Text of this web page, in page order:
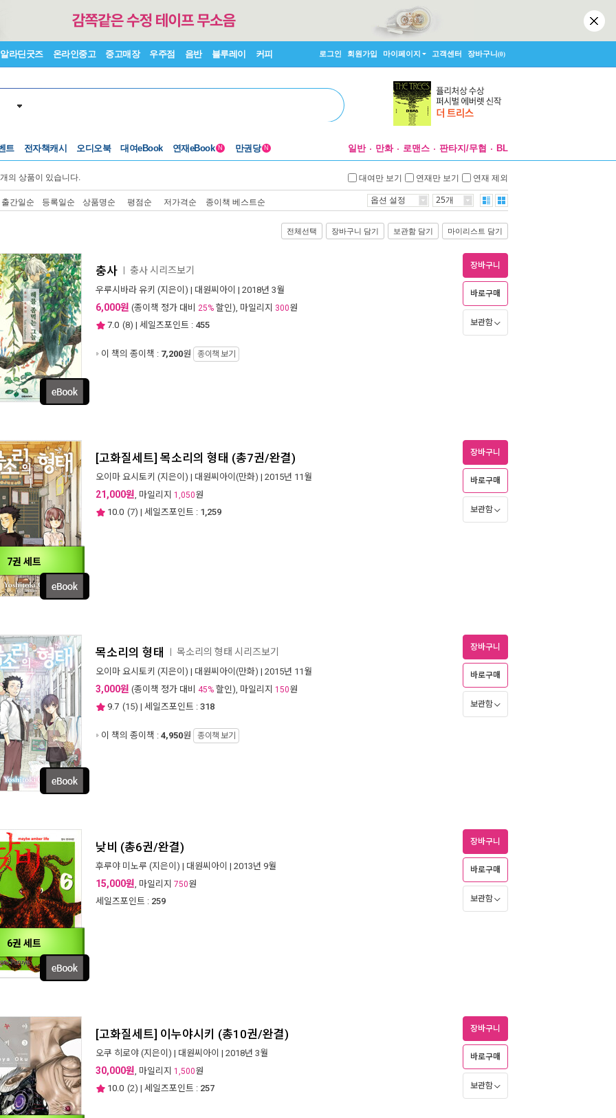
알라딘굿즈 온라인중고 중고매장 우주점 음반 블루레이 커피 로그인 회원가입 마이페이지 고객센터 장바구니(0)
트 전자책캐시 오디오북 대여eBook 연재eBook N 만권당 N 일반 만화 로맨스 판타지/무협 BL
개의 상품이 있습니다. 대여만 보기 연재만 보기 연재 제외
출간일순 등록일순 상품명순 평점순 저가격순 종이책 베스트순 옵션 설정 25개
전체선택 장바구니 담기 보관함 담기 마이리스트 담기
충사 충사 시리즈보기
우루시바라 유키 (지은이) | 대원씨아이 | 2018년 3월
6,000원 (종이책 정가 대비 25% 할인), 마일리지 300원
7.0 (8) | 세일즈포인트 : 455
이 책의 종이책 : 7,200원 종이책 보기
장바구니
바로구매
보관함
7권 세트
[고화질세트] 목소리의 형태 (총7권/완결)
오이마 요시토키 (지은이) | 대원씨아이(만화) | 2015년 11월
21,000원, 마일리지 1,050원
10.0 (7) | 세일즈포인트 : 1,259
장바구니
바로구매
보관함
목소리의 형태 목소리의 형태 시리즈보기
오이마 요시토키 (지은이) | 대원씨아이(만화) | 2015년 11월
3,000원 (종이책 정가 대비 45% 할인), 마일리지 150원
9.7 (15) | 세일즈포인트 : 318
이 책의 종이책 : 4,950원 종이책 보기
장바구니
바로구매
보관함
6권 세트
낮비 (총6권/완결)
후루야 미노루 (지은이) | 대원씨아이 | 2013년 9월
15,000원, 마일리지 750원
세일즈포인트 : 259
장바구니
바로구매
보관함
[고화질세트] 이누야시키 (총10권/완결)
오쿠 히로야 (지은이) | 대원씨아이 | 2018년 3월
30,000원, 마일리지 1,500원
10.0 (2) | 세일즈포인트 : 257
장바구니
바로구매
보관함